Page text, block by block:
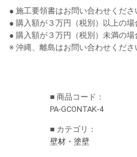
● 施工要領書はお問い合わせくださ
● 購入額が３万円（税別）以上の
● 購入額が３万円（税別）未満の
※ 沖縄、離島はお問い合わせくださ
■ 商品コード：
PA-GCONTAK-4
■ カテゴリ：
壁材・塗壁